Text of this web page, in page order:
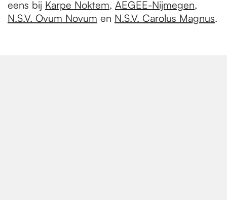
eens bij Karpe Noktem, AEGEE-Nijmegen,
N.S.V. Ovum Novum en N.S.V. Carolus Magnus.